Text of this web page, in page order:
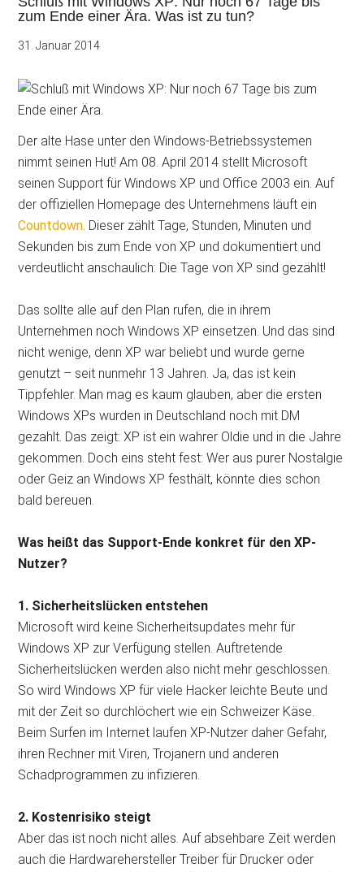
zum Ende einer Ära. Was ist zu tun?
31. Januar 2014
Der alte Hase unter den Windows-Betriebssystemen
nimmt seinen Hut! Am 08. April 2014 stellt Microsoft
seinen Support für Windows XP und Office 2003 ein. Auf
der offiziellen Homepage des Unternehmens läuft ein
Countdown. Dieser zähltTage, Stunden, Minuten und
Sekunden bis zum Ende von XP und dokumentiert und
verdeutlicht anschaulich: Die Tage von XP sind gezählt!
Das sollte alle auf den Plan rufen, die in ihrem
Unternehmen noch Windows XP einsetzen. Und das sind
nicht wenige, denn XP war beliebt und wurde gerne
genutzt – seit nunmehr 13 Jahren. Ja, das ist kein
Tippfehler. Man mag es kaum glauben, aber die ersten
Windows XPs wurden in Deutschland noch mit DM
gezahlt. Das zeigt: XP ist ein wahrer Oldie und in die Jahre
gekommen. Doch eins steht fest: Wer aus purer Nostalgie
oder Geiz an Windows XP festhält, könnte dies schon
bald bereuen.
Was heißt das Support-Ende konkret für den XP-
Nutzer?
1. Sicherheitslücken entstehen
Microsoft wird keine Sicherheitsupdates mehr für
Windows XP zur Verfügung stellen. Auftretende
Sicherheitslücken werden also nicht mehr geschlossen.
So wird Windows XP für viele Hacker leichte Beute und
mit der Zeit so durchlöchert wie ein Schweizer Käse.
Beim Surfen im Internet laufen XP-Nutzer daher Gefahr,
ihren Rechner mit Viren, Trojanern und anderen
Schadprogrammen zu infizieren.
2. Kostenrisiko steigt
Aber das ist noch nicht alles. Auf absehbare Zeit werden
auch die Hardwarehersteller Treiber für Drucker oder